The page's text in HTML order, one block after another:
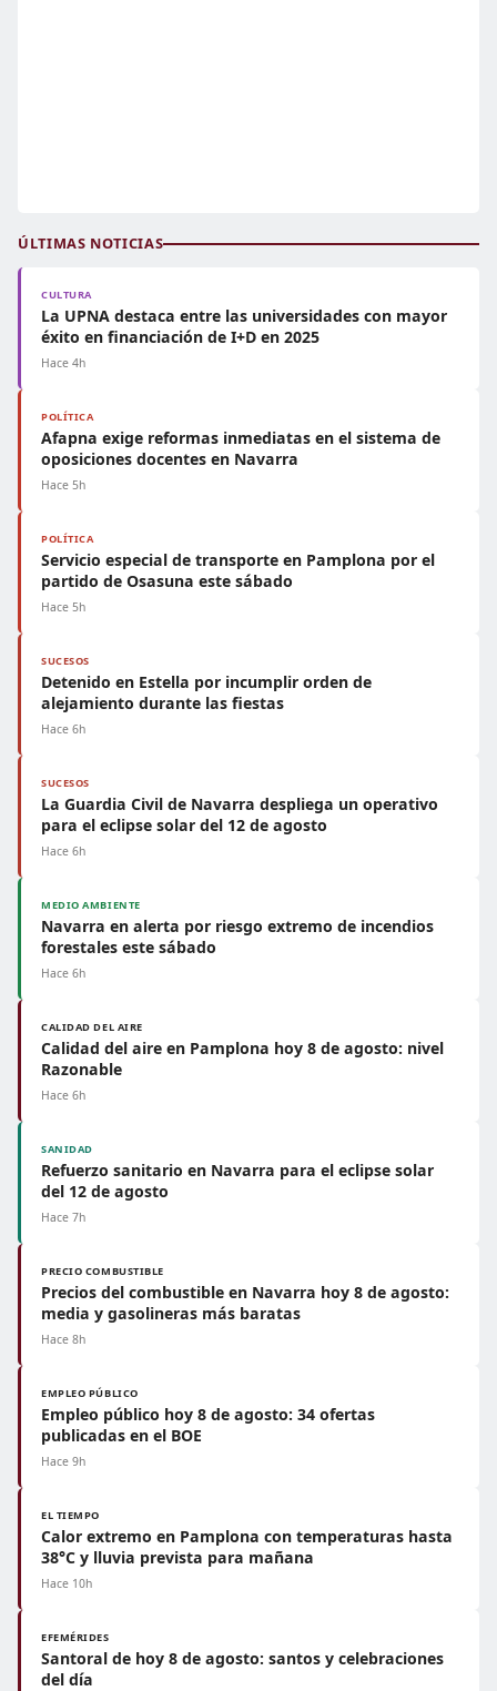
ÚLTIMAS NOTICIAS
CULTURA
La UPNA destaca entre las universidades con mayor
éxito en financiación de I+D en 2025
Hace 4h
POLÍTICA
Afapna exige reformas inmediatas en el sistema de
oposiciones docentes en Navarra
Hace 5h
POLÍTICA
Servicio especial de transporte en Pamplona por el
partido de Osasuna este sábado
Hace 5h
SUCESOS
Detenido en Estella por incumplir orden de
alejamiento durante las fiestas
Hace 6h
SUCESOS
La Guardia Civil de Navarra despliega un operativo
para el eclipse solar del 12 de agosto
Hace 6h
MEDIO AMBIENTE
Navarra en alerta por riesgo extremo de incendios
forestales este sábado
Hace 6h
CALIDAD DEL AIRE
Calidad del aire en Pamplona hoy 8 de agosto: nivel
Razonable
Hace 6h
SANIDAD
Refuerzo sanitario en Navarra para el eclipse solar
del 12 de agosto
Hace 7h
PRECIO COMBUSTIBLE
Precios del combustible en Navarra hoy 8 de agosto:
media y gasolineras más baratas
Hace 8h
EMPLEO PÚBLICO
Empleo público hoy 8 de agosto: 34 ofertas
publicadas en el BOE
Hace 9h
EL TIEMPO
Calor extremo en Pamplona con temperaturas hasta
38°C y lluvia prevista para mañana
Hace 10h
EFEMÉRIDES
Santoral de hoy 8 de agosto: santos y celebraciones
del día